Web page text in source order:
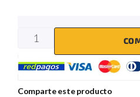
Comparte este producto